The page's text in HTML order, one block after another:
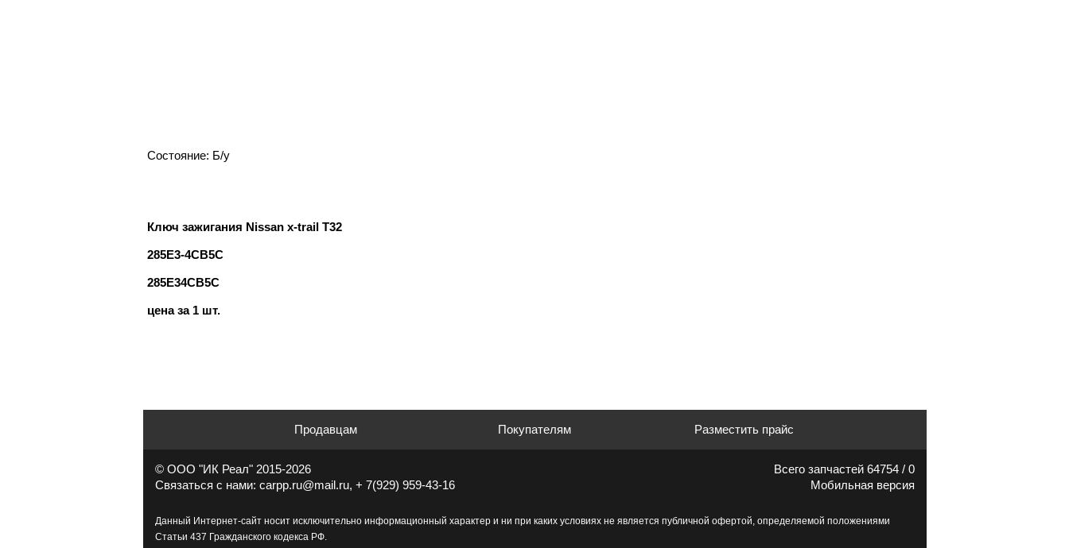
Состояние: Б/у
Ключ зажигания Nissan x-trail T32
285E3-4CB5C
285E34CB5C
цена за 1 шт.
Продавцам Покупателям Разместить прайс
© ООО "ИК Реал" 2015-2026
Связаться с нами: carpp.ru@mail.ru, + 7(929) 959-43-16
Всего запчастей 64754 / 0
Мобильная версия
Данный Интернет-сайт носит исключительно информационный характер и ни при каких условиях не является публичной офертой, определяемой положениями
Статьи 437 Гражданского кодекса РФ.